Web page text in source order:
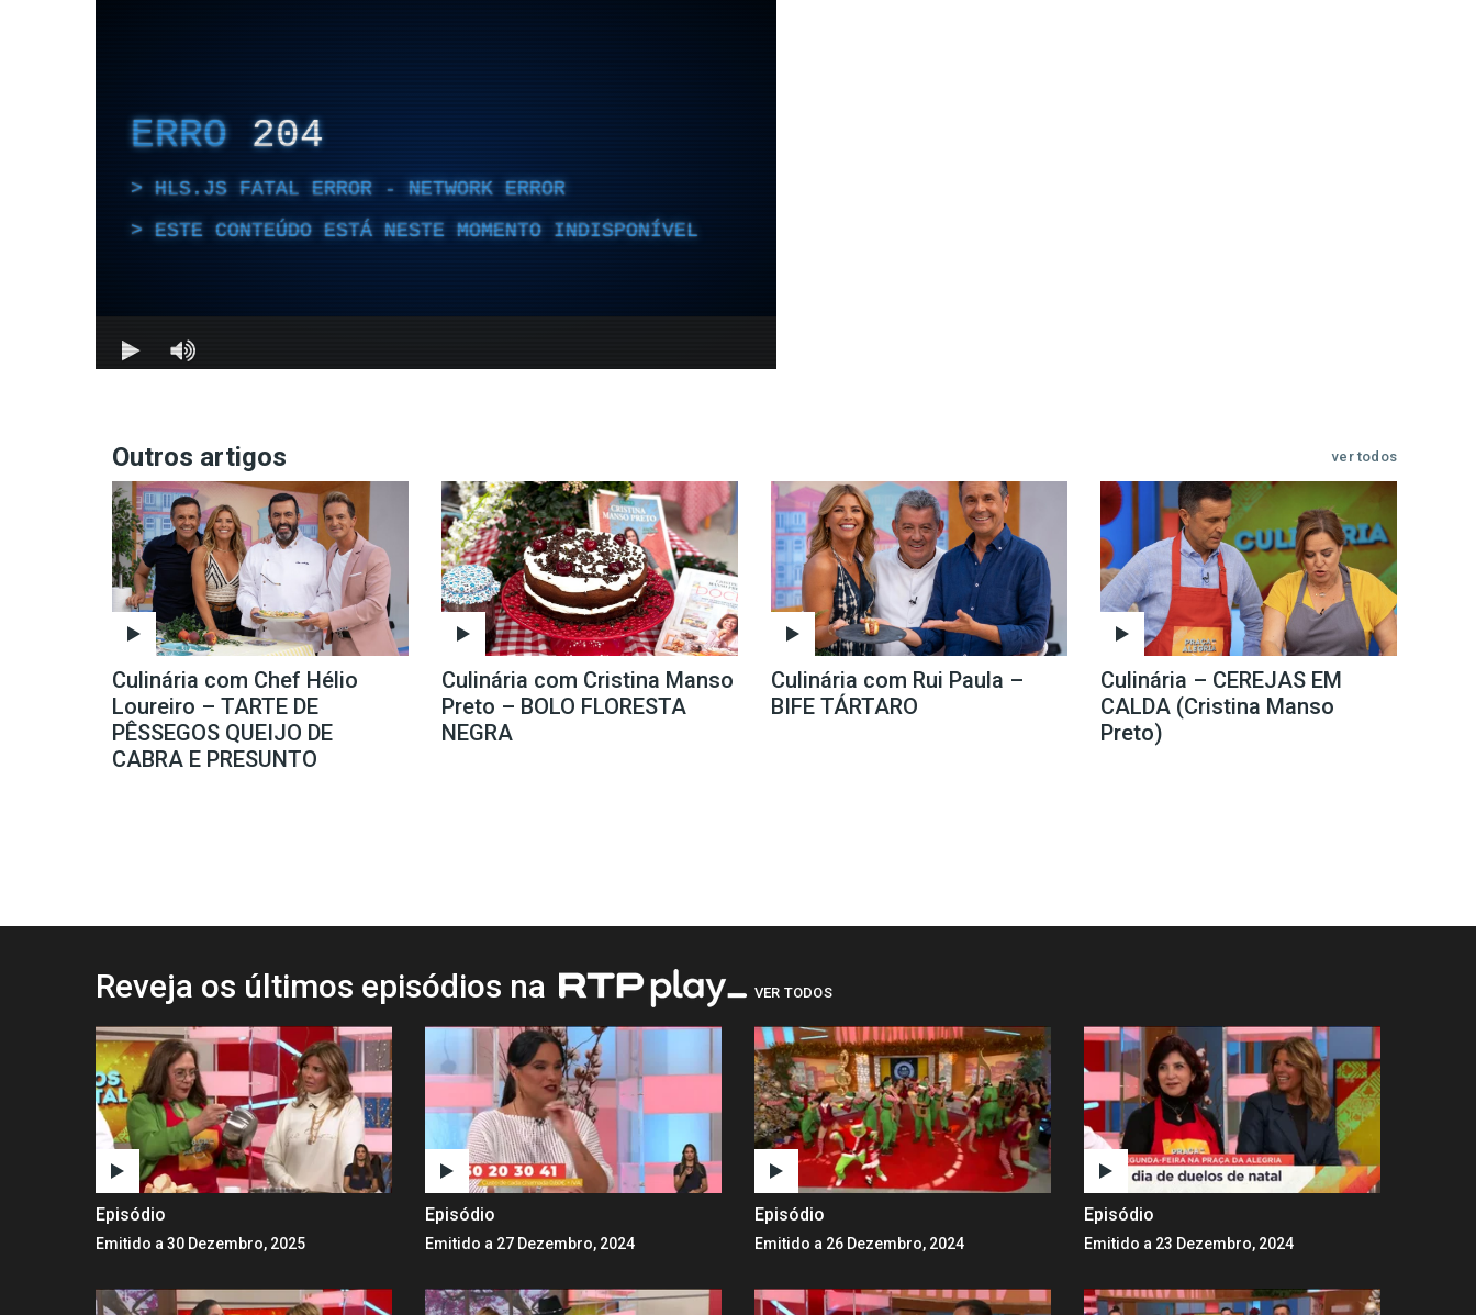
Outros artigos ver todos
Culinária com Chef Hélio
Loureiro – TARTE DE
PÊSSEGOS QUEIJO DE
CABRA E PRESUNTO
Culinária com Cristina Manso
Preto – BOLO FLORESTA
NEGRA
Culinária com Rui Paula –
BIFE TÁRTARO
Culinária – CEREJAS EM
CALDA (Cristina Manso
Preto)
Reveja os últimos episódios na VER TODOS
Episódio
Emitido a 30 Dezembro, 2025
Episódio
Emitido a 27 Dezembro, 2024
Episódio
Emitido a 26 Dezembro, 2024
Episódio
Emitido a 23 Dezembro, 2024